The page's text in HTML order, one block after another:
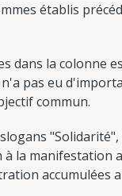
établis
dans la colonne
pas eu
commun.
la manifestation
accumulées